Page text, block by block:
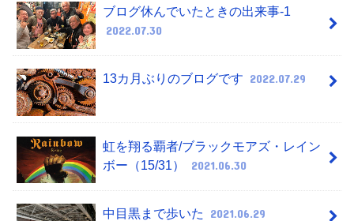
ブログ休んでいたときの出来事-1
2022.07.30
13カ月ぶりのブログです 2022.07.29
虹を翔る覇者/ブラックモアズ・レイン
ボー（15/31）
2021.06.30
中目黒まで歩いた 2021.06.29